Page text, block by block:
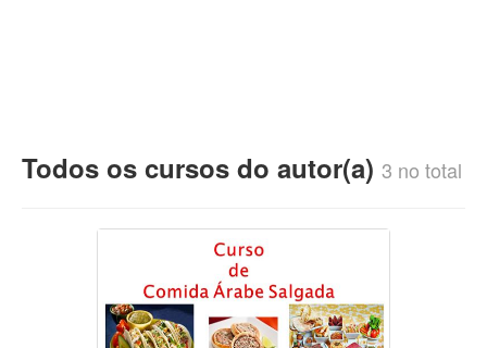
Todos os cursos do autor(a) 3 no total